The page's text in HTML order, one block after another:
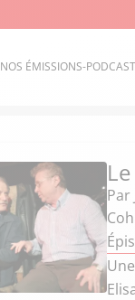
NOS ÉMISSIONS-
Par